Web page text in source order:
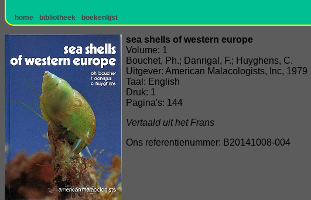
home - bibliotheek - boekenlijst
sea shells of western europe
Volume: 1
Bouchet, Ph.; Danrigal, F.; Huyghens, C.
Uitgever: American Malacologists, Inc, 1979
Taal: English
Druk: 1
Pagina's: 144
Vertaald uit het Frans
Ons referentienummer: B20141008-004